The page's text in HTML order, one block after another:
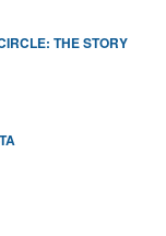
THE STORY